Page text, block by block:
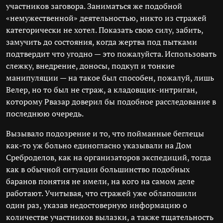
участников заговора. Заниматься же подобной
«немужественной» деятельностью, никто из стражей
категорически не хотел. Показать свою силу, забить,
замучить до состояния, когда жертва под пытками
подтвердит что угодно — это пожалуйста. Использовать
слежку, внедрение, доносы, подкуп и тонкие
манипуляции — на такое был способен, пожалуй, лишь
Велер, но то был не страж, а кладовщик-интриган,
которому Рвазар доверил бы подобное расследование в
последнюю очередь.
Вызывало подозрение и то, что пойманные беглецы
как-то уж больно единогласно указывали на Дом
Среброделов, как на организаторов экспедиций, тогда
как в обычной ситуации большинство подобных
баранов понятия не имели, на кого на самом деле
работают. Учитывая, что стражей уже облапошили
один раз, указав недостоверную информацию о
количестве участников вылазки, а также тщательность